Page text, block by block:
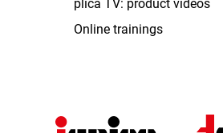
plica TV: product videos
Online trainings